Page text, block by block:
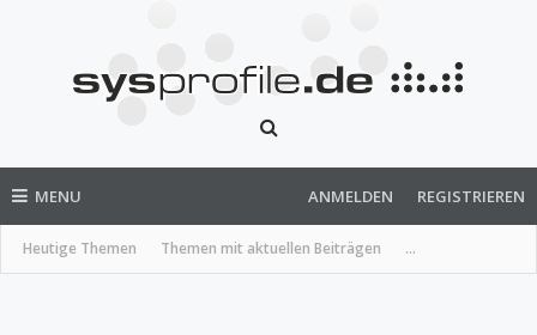
MENU
Heutige Themen Themen mit aktuellen Beiträgen ...
ANMELDEN REGISTRIEREN